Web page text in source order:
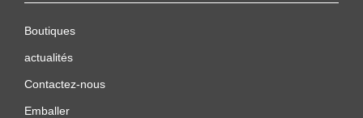
Boutiques
actualités
Contactez-nous
Emballer